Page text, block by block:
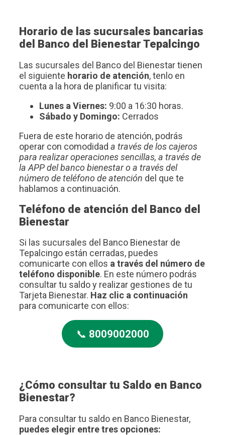
Horario de las sucursales bancarias
del Banco del Bienestar Tepalcingo
Las sucursales del Banco del Bienestar tienen
el siguiente horario de atención, tenlo en
cuenta a la hora de planificar tu visita:
Lunes a Viernes: 9:00 a 16:30 horas.
Sábado y Domingo: Cerrados
Fuera de este horario de atención, podrás
operar con comodidad a través de los cajeros
para realizar operaciones sencillas, a través de
la APP del banco bienestar o a través del
número de teléfono de atención del que te
hablamos a continuación.
Teléfono de atención del Banco del
Bienestar
Si las sucursales del Banco Bienestar de
Tepalcingo están cerradas, puedes
comunicarte con ellos a través del número de
teléfono disponible. En este número podrás
consultar tu saldo y realizar gestiones de tu
Tarjeta Bienestar. Haz clic a continuación
para comunicarte con ellos:
📞 8009002000
¿Cómo consultar tu Saldo en Banco
Bienestar?
Para consultar tu saldo en Banco Bienestar,
puedes elegir entre tres opciones: